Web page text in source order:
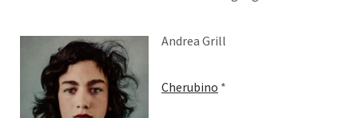
Andrea Grill
Cherubino *